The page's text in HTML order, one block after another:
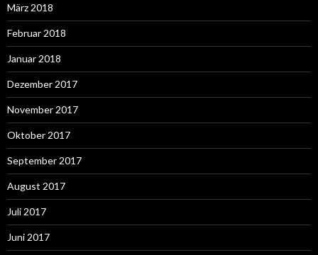
März 2018
Februar 2018
Januar 2018
Dezember 2017
November 2017
Oktober 2017
September 2017
August 2017
Juli 2017
Juni 2017